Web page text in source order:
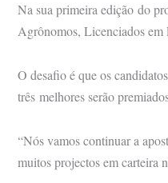
Na sua primeira edição do
Agrônomos, Licenciados em
O desafio é que os
três melhores serão
“Nós vamos continuar a
muitos projectos em carteira